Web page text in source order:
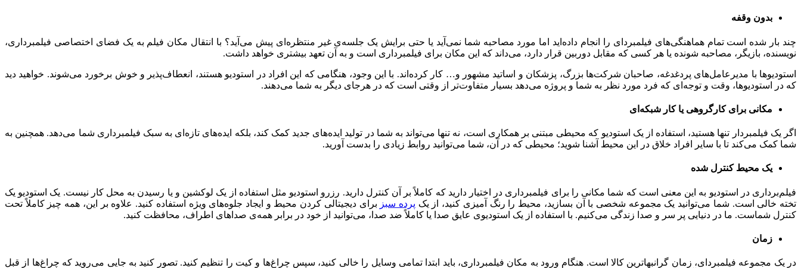
بدون وقفه
چند بار شده است تمام هماهنگی‌های فیلمبردای را انجام داده‌اید اما مورد مصاحبه شما نمی‌آید یا حتی برایش یک جلسه‌ی غیر منتظره‌ای پیش می‌آید؟ با انتقال مکان فیلم به یک فضای اختصاصی فیلمبرداری،
نویسنده، بازیگر، مصاحبه شونده یا هر کسی که مقابل دوربین قرار دارد، می‌داند که این مکان برای فیلمبرداری است و به آن تعهد بیشتری خواهد داشت.
استودیوها با مدیرعامل‌های پردغدغه، صاحبان شرکت‌ها بزرگ، پزشکان و اساتید مشهور و… کار کرده‌اند. با این وجود، هنگامی که این افراد در استودیو هستند، انعطاف‌پذیر و خوش برخورد می‌شوند. خواهید دید
که در استودیوها، وقت و توجه‌ای که فرد مورد نظر به شما و پروژه می‌دهد بسیار متفاوت‌تر از وقتی است که در هرجای دیگر به شما می‌دهند.
مکانی برای کارگروهی یا کار شبکه‌ای
اگر یک فیلمبردار تنها هستید، استفاده از یک استودیو که محیطی مبتنی بر همکاری است، نه تنها می‌تواند به شما در تولید ایده‌های جدید کمک کند، بلکه ایده‌های تازه‌ای به سبک فیلمبرداری شما می‌دهد. همچنین به
شما کمک می‌کند تا با سایر افراد خلاق در این محیط آشنا شوید؛ محیطی که در آن، شما می‌توانید روابط زیادی را بدست آورید.
یک محیط کنترل شده
فیلم‌برداری در استودیو به این معنی است که شما مکانی را برای فیلمبرداری در اختیار دارید که کاملاً بر آن کنترل دارید. رزرو استودیو مثل استفاده از یک لوکشین و یا رسیدن به محل کار نیست. یک استودیو یک
تخته خالی است. شما می‌توانید یک مجموعه شخصی با آن بسازید، محیط را رنگ آمیزی کنید، از یک پرده سبز برای دیجیتالی کردن محیط و ایجاد جلوه‌های ویژه استفاده کنید. علاوه بر این، همه چیز کاملاً تحت
کنترل شماست. ما در دنیایی پر سر و صدا زندگی می‌کنیم. با استفاده از یک استودیوی عایق صدا یا کاملاً ضد صدا، می‌توانید از خود در برابر همه‌ی صداهای اطراف، محافظت کنید.
زمان
در یک مجموعه فیلمبردای، زمان گرانبهاترین کالا است. هنگام ورود به مکان فیلمبرداری، باید ابتدا تمامی وسایل را خالی کنید، سپس چراغ‌ها و کیت را تنظیم کنید. تصور کنید به جایی می‌روید که چراغ‌ها از قبل